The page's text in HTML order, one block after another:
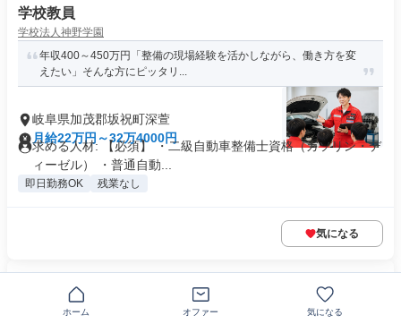
学校教員
学校法人神野学園
年収400～450万円「整備の現場経験を活かしながら、働き方を変
えたい」そんな方にピッタリ...
岐阜県加茂郡坂祝町深萱
月給22万円～32万4000円
求める人材: 【必須】 ・二級自動車整備士資格（ガソリン・デ
ィーゼル） ・普通自動...
即日勤務OK 残業なし
気になる
看護職の正社員 (T009603_QjL2V)
株式会社キャリア(SC岐阜)
ホーム オファー 気になる